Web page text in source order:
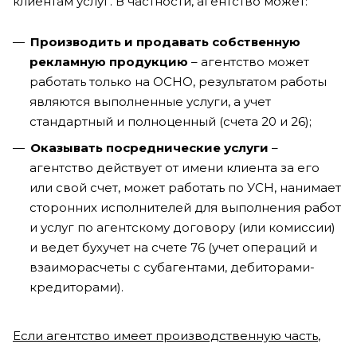
Производить и продавать собственную
рекламную продукцию – агентство может
работать только на ОСНО, результатом работы
являются выполненные услуги, а учет
стандартный и полноценный (счета 20 и 26);
Оказывать посреднические услуги –
агентство действует от имени клиента за его
или свой счет, может работать по УСН, нанимает
сторонних исполнителей для выполнения работ
и услуг по агентскому договору (или комиссии)
и ведет бухучет на счете 76 (учет операций и
взаиморасчеты с субагентами, дебиторами-
кредиторами).
Если агентство имеет производственную часть,